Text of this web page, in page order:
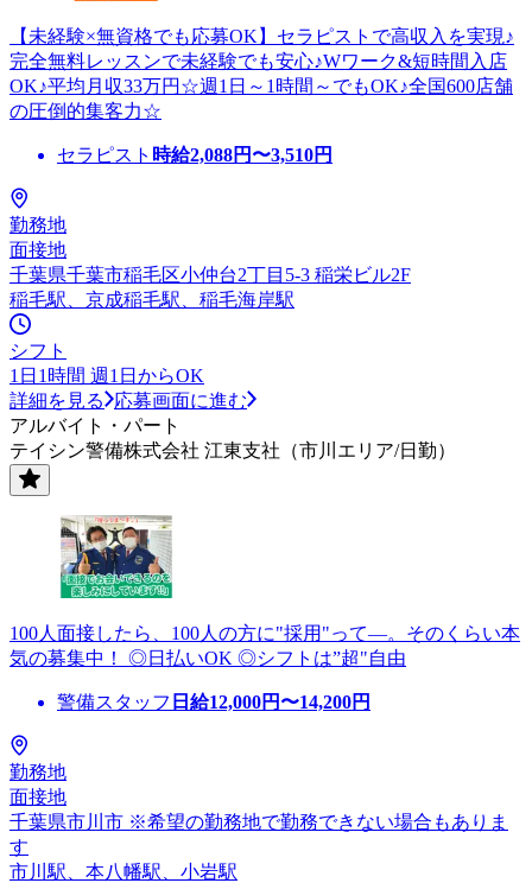
【未経験×無資格でも応募OK】セラピストで高収入を実現♪
完全無料レッスンで未経験でも安心♪Wワーク&短時間入店
OK♪平均月収33万円☆週1日～1時間～でもOK♪全国600店舗
の圧倒的集客力☆
セラピスト 時給2,088円〜3,510円
勤務地
面接地
千葉県千葉市稲毛区小仲台2丁目5-3 稲栄ビル2F
稲毛駅、京成稲毛駅、稲毛海岸駅
シフト
1日1時間 週1日からOK
詳細を見る
応募画面に進む
アルバイト・パート
テイシン警備株式会社 江東支社（市川エリア/日勤）
100人面接したら、100人の方に"採用"って―。そのくらい本
気の募集中！ ◎日払いOK ◎シフトは”超"自由
警備スタッフ 日給12,000円〜14,200円
勤務地
面接地
千葉県市川市 ※希望の勤務地で勤務できない場合もありま
す
市川駅、本八幡駅、小岩駅